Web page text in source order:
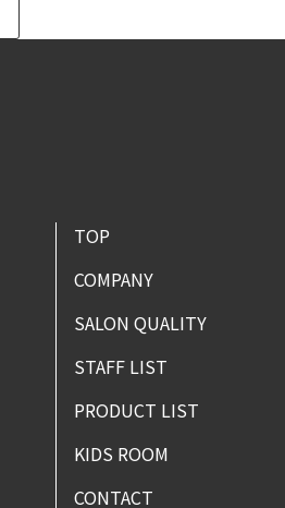
TOP
COMPANY
SALON QUALITY
STAFF LIST
PRODUCT LIST
KIDS ROOM
CONTACT